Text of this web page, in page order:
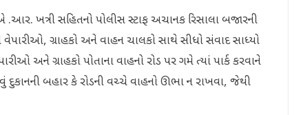
.આર. ખત્રી સહિતનો પોલીસ સ્ટાફ અચાનક રિસાલા બજારની
ગ્રાહકો અને વાહન ચાલકો સાથે સીધો સંવાદ સાધ્યો
અને ગ્રાહકો પોતાના વાહનો રોડ પર ગમે ત્યાં પાર્ક કરવાને
બહાર કે રોડની વચ્ચે વાહનો ઊભા ન રાખવા, જેથી